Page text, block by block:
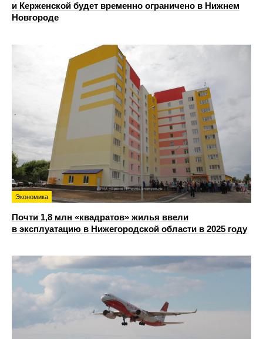
и Керженской будет временно ограничено в Нижнем
Новгороде
Экономика
Почти 1,8 млн «квадратов» жилья ввели
в эксплуатацию в Нижегородской области в 2025 году